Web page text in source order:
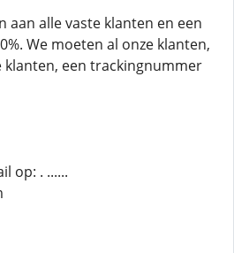
aan alle vaste klanten en een
We moeten al onze klanten,
klanten, een trackingnummer
op: . ......